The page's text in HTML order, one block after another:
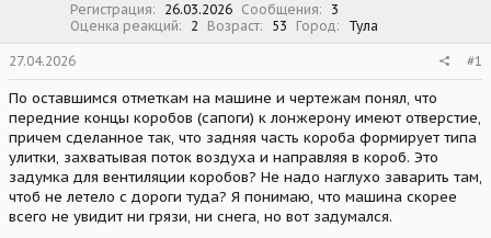
а
л
а
Регистрация 26.03.2026 Сообщения
3
Оценка реакций
2 Возраст 53 Город Тула
27.04.2026 #1
По оставшимся отметкам на машине и чертежам понял, что
передние концы коробов (сапоги) к лонжерону имеют отверстие,
причем сделанное так, что задняя часть короба формирует типа
улитки, захватывая поток воздуха и направляя в короб. Это
задумка для вентиляции коробов? Не надо наглухо заварить там,
чтоб не летело с дороги туда? Я понимаю, что машина скорее
всего не увидит ни грязи, ни снега, но вот задумался.